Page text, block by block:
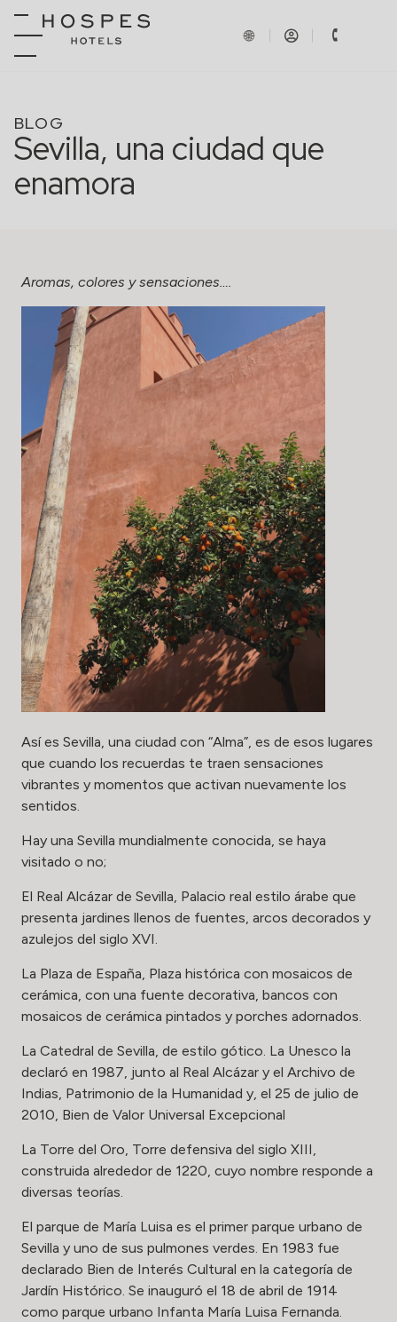
BLOG
Sevilla, una ciudad que
enamora
Aromas, colores y sensaciones….
Así es Sevilla, una ciudad con “Alma”, es de esos lugares
que cuando los recuerdas te traen sensaciones
vibrantes y momentos que activan nuevamente los
sentidos.
Hay una Sevilla mundialmente conocida, se haya
visitado o no;
El Real Alcázar de Sevilla, Palacio real estilo árabe que
presenta jardines llenos de fuentes, arcos decorados y
azulejos del siglo XVI.
La Plaza de España, Plaza histórica con mosaicos de
cerámica, con una fuente decorativa, bancos con
mosaicos de cerámica pintados y porches adornados.
La Catedral de Sevilla, de estilo gótico. La Unesco la
declaró en 1987, junto al Real Alcázar y el Archivo de
Indias, Patrimonio de la Humanidad y, el 25 de julio de
2010, Bien de Valor Universal Excepcional
La Torre del Oro, Torre defensiva del siglo XIII,
construida alrededor de 1220, cuyo nombre responde a
diversas teorías.
El parque de María Luisa es el primer parque urbano de
Sevilla y uno de sus pulmones verdes. En 1983 fue
declarado Bien de Interés Cultural en la categoría de
Jardín Histórico. Se inauguró el 18 de abril de 1914
como parque urbano Infanta María Luisa Fernanda.